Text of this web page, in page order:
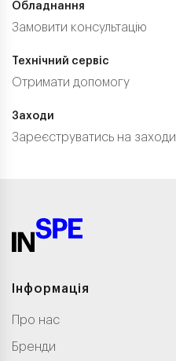
Обладнання
Замовити консультацію
Технічний сервіс
Отримати допомогу
Заходи
Зареєструватись на заходи
Інформація
Про нас
Бренди